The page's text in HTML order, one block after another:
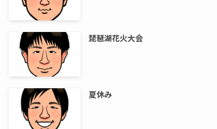
琵琶湖花火大会
夏休み